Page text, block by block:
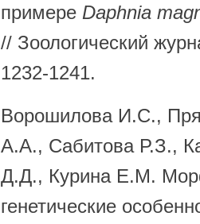
примере Daphnia
// Зоологический
1232-1241.
Ворошилова И.С.,
А.А., Сабитова Р.З.,
Д.Д., Курина Е.М.
генетические